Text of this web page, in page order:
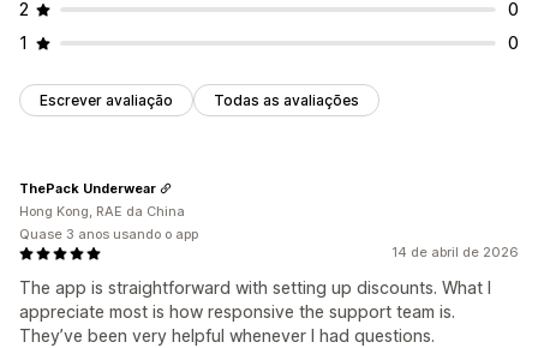
2
0
1
0
Escrever avaliação Todas as avaliações
14 de abril de 2026
The app is straightforward with setting up discounts. What I
appreciate most is how responsive the support team is.
They’ve been very helpful whenever I had questions.
ThePack Underwear
Hong Kong, RAE da China
Quase 3 anos usando o app